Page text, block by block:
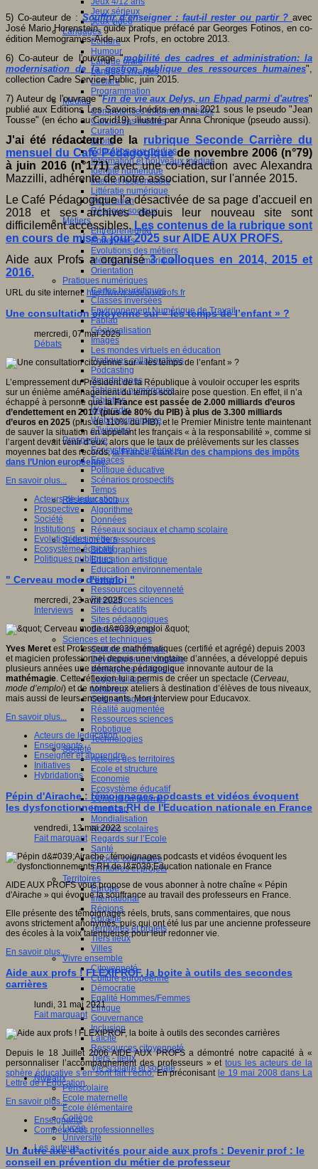
Jeux sérieux
Jeux vidéo
Langages
Ecriture
Humour
Langue orale
Langues vivantes
Lecture
Programmation
Médias
Compétences informationnelles
Culture des médias
Curation
Droits
Education aux médias
Information et nouveaux médias
Identité numérique
Internet responsable
Littératie numérique
Publication
Réseaux sociaux
Métiers
Entrepreneuriat
Entreprises
Evolutions des métiers
Métiers du numérique
Orientation
Pratiques numériques
Cartes heuristiques
Classes inversées
Environnement Numérique de Travail
Fablab
Géolocalisation
Images
Les mondes virtuels en éducation
Pratiques collaboratives
Podcasting
Smartphones
Tableaux numériques
Tablettes
Web radio
Webdocumentaire
eTwinning
Prospective
Ecosystème numérique
Espaces
Politique éducative
Scénarios prospectifs
Temps
Réseaux sociaux
Algorithme
Données
Réseaux sociaux et champ scolaire
Sélection de ressources
Bibliographies
Education artistique
Education environnementale
Histoire
Ressources citoyenneté
Ressources sciences
Sites éducatifs
Sites pédagogiques
Sites ressources
Sciences et techniques
Culture scientifique
Développement durable
Intelligence artificielle
Logiciels libres
Métavers
Outils et logiciels
Réalité augmentée
Ressources sciences
Robotique
Technologies
Société
Acteurs des territoires
Ecole et structure
Economie
Ecosystème éducatif
Génération internet
Handicap
Mondialisation
Normes scolaires
Regards sur l’Ecole
Santé
Société connectée
Territoires et projets
Territoires
Europe
International
Régions
Ruralité
Territoires et projets
Tiers lieux
Villes
Vivre ensemble
Citoyenneté
Culture européenne
Démocratie
Egalité Hommes/Femmes
Ethique
Gouvernance
Inclusion
Laïcité
Ressources citoyenneté
Tiers - lieux
Vie scolaire et sociale
Niveaux
Périscolaire
Ecole maternelle
Ecole élémentaire
Collège
Lycée
Université
Les auteurs
5) Co-auteur de : Souffrir d’enseigner : faut-il rester ou partir ? avec
José Mario Horenstein, guide pratique préfacé par Georges Fotinos, en co-
édition Memogrames-Aide aux Profs, en octobre 2013.
6) Co-auteur de l'ouvrage "mobilité des cadres et administration: la
modernisation de la gestion publique des ressources humaines",
collection Cadre Service Public, juin 2015.
7) Auteur de l'ouvrage "Fin de vie aux Delys, un Ehpad parmi d'autres"
publié aux Editions Les Savoirs Inédits en mai 2021 sous le pseudo "Jean
Tousse" (en écho au Covid19), illustré par Anna Chronique (pseudo aussi).
J'ai été rédacteur de la rubrique Seconde Carrière du
mensuel du Café Pédagogique de novembre 2006 (n°79)
à juin 2016 (n°171)avec une co-rédaction avec Alexandra
Mazzilli, adhérente de notre association, sur l'année 2015.
Le Café Pédagogique l'a désactivée de sa page d'accueil en
2018 et ses archives depuis leur nouveau site sont
difficilement accessibles. Les contenus de la rubrique sont
en cours de mise à jour 2025 sur AIDE AUX PROFS.
Aide aux Profs a organisé3 colloques en 2014, 2015 et
2016.
URL du site internet: http://www.aideauxprofs.fr
Une consultation citoyenne sur « les temps de l’enfant » ?
mercredi, 07 mai 2025
Débats
L’empressement du Président de la République à vouloir occuper les esprits
sur un énième aménagement du temps scolaire pose question. En effet, il n’a
échappé à personne quela France est passée de 2.000 milliards d’euros
d’endettement en 2017 (plus de 80% du PIB) à plus de 3.300 milliards
d’euros en 2025 (plus de 110% du PIB), et le Premier Ministre tente maintenant
de sauver la situation en appelant les français « à la responsabilité », comme si
l’argent devait venir d’eux, alors que le taux de prélèvements sur les classes
moyennes bat des records,la France étant l’un des champions des impôts
dans l’Union européenne.
En savoir plus...
Acteurs de leducation
Prospective
Société
Institutions
Evolution des métiers
Ecosystème éducatif
Politiques publiques
" Cerveau mode d'emploi "
mercredi, 23 avril 2025
Interviews
Yves Meret est Professeur de mathématiques (certifié et agrégé) depuis 2003
et magicien professionnel depuis une vingtaine d’années, a développé depuis
plusieurs années une démarche pédagogique innovante autour de la
mathémagie. Cette réflexion lui a permis de créer un spectacle (Cerveau,
mode d’emploi) et de nombreux ateliers à destination d’élèves de tous niveaux,
mais aussi de leurs enseignants. Mon Interview pour Educavox.
En savoir plus...
Acteurs de leducation
Enseignants
Enseigner et apprendre
Initiatives
Hybridations
Pépin d'Airache : témoignages podcasts et vidéos évoquent
les dysfonctionnements RH de l'Education nationale en France
vendredi, 13 mai 2022
Fait marquant
AIDE AUX PROFS vous propose de vous abonner à notre chaîne « Pépin
d'Airache » qui évoque la souffrance au travail des professeurs en France.
Elle présente des témoignages réels, bruts, sans commentaires, que nous
avons strictement anonymés, puis qui ont été lus par une ancienne professeure
des écoles à la voix talentueuse pour leur redonner vie.
En savoir plus...
Aide aux profs ! FLEXIPROF, la boite à outils des secondes
carrières
lundi, 31 mai 2021
Fait marquant
Depuis le 18 Juillet 2006 AIDE AUX PROFS a démontré notre capacité à «
personnaliser l’accompagnement des professeurs » ettous les acteurs de la
sphère éducative s’en sont fait l’écho.En préconisant le 19 mai 2008 dans La
Lettre de l‘Education.
En savoir plus...
Enseignants
Compétences professionnelles
Un autre axe d’activités pour aide aux profs : Devenir prof : le
conseil en prévention du métier de professeur